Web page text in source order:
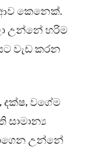
ආව කෙනෙක්.
උන්නේ හරිම
වැඩ කරන
වගේම
සාමාන්‍ය
උන්නේ